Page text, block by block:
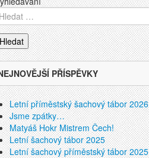
PŘÍSPĚVKY
Letní příměstský šachový tábor 2026
Jsme zpátky…
Matyáš Hokr Mistrem Čech!
Letní šachový tábor 2025
Letní šachový příměstský tábor 2025